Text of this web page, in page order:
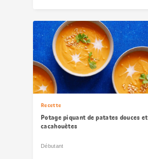
Recette
Potage piquant de patates douces et
cacahouètes
Débutant